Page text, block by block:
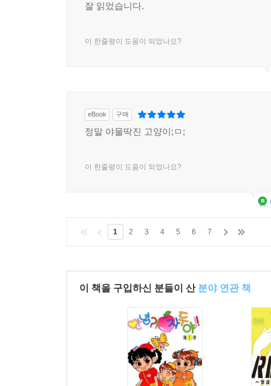
잘 읽었습니다.
이 한줄평이 도움이 되었나요?
eBook 구매
정말 야물딱진 고양이;ㅁ;
이 한줄평이 도움이 되었나요?
1 2 3 4 5 6 7
이 책을 구입하신 분들이 산 분야 연관 책